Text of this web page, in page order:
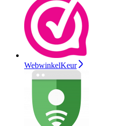
WebwinkelKeur